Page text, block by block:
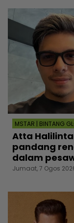
MSTAR | BINTANG
Atta
pandang
dalam
Jumaat, 7 Ogos